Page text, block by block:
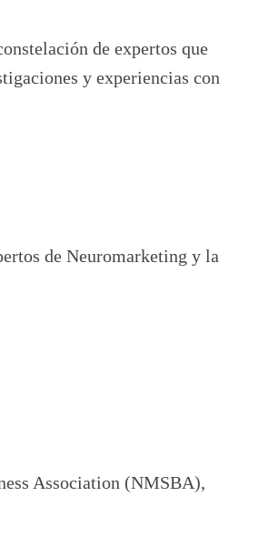
de expertos que
y experiencias con
de Neuromarketing y la
Association (NMSBA),